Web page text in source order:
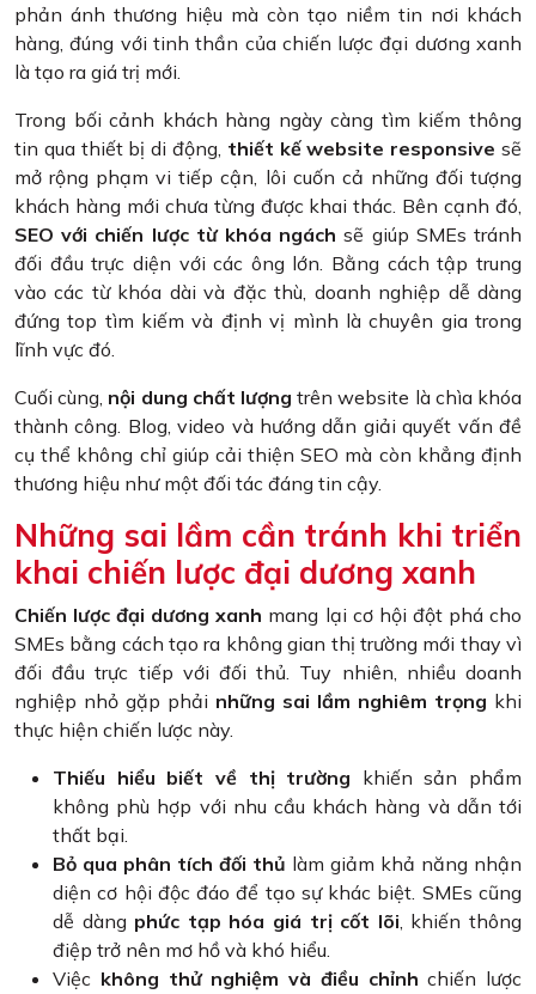
phản ánh thương hiệu mà còn tạo niềm tin nơi khách
hàng, đúng với tinh thần của chiến lược đại dương xanh
là tạo ra giá trị mới.
Trong bối cảnh khách hàng ngày càng tìm kiếm thông
tin qua thiết bị di động, thiết kế website responsive sẽ
mở rộng phạm vi tiếp cận, lôi cuốn cả những đối tượng
khách hàng mới chưa từng được khai thác. Bên cạnh đó,
SEO với chiến lược từ khóa ngách sẽ giúp SMEs tránh
đối đầu trực diện với các ông lớn. Bằng cách tập trung
vào các từ khóa dài và đặc thù, doanh nghiệp dễ dàng
đứng top tìm kiếm và định vị mình là chuyên gia trong
lĩnh vực đó.
Cuối cùng, nội dung chất lượng trên website là chìa khóa
thành công. Blog, video và hướng dẫn giải quyết vấn đề
cụ thể không chỉ giúp cải thiện SEO mà còn khẳng định
thương hiệu như một đối tác đáng tin cậy.
Những sai lầm cần tránh khi triển
khai chiến lược đại dương xanh
Chiến lược đại dương xanh mang lại cơ hội đột phá cho
SMEs bằng cách tạo ra không gian thị trường mới thay vì
đối đầu trực tiếp với đối thủ. Tuy nhiên, nhiều doanh
nghiệp nhỏ gặp phải những sai lầm nghiêm trọng khi
thực hiện chiến lược này.
Thiếu hiểu biết về thị trường khiến sản phẩm
không phù hợp với nhu cầu khách hàng và dẫn tới
thất bại​.
Bỏ qua phân tích đối thủ làm giảm khả năng nhận
diện cơ hội độc đáo để tạo sự khác biệt​. SMEs cũng
dễ dàng phức tạp hóa giá trị cốt lõi, khiến thông
điệp trở nên mơ hồ và khó hiểu​.
Việc không thử nghiệm và điều chỉnh chiến lược